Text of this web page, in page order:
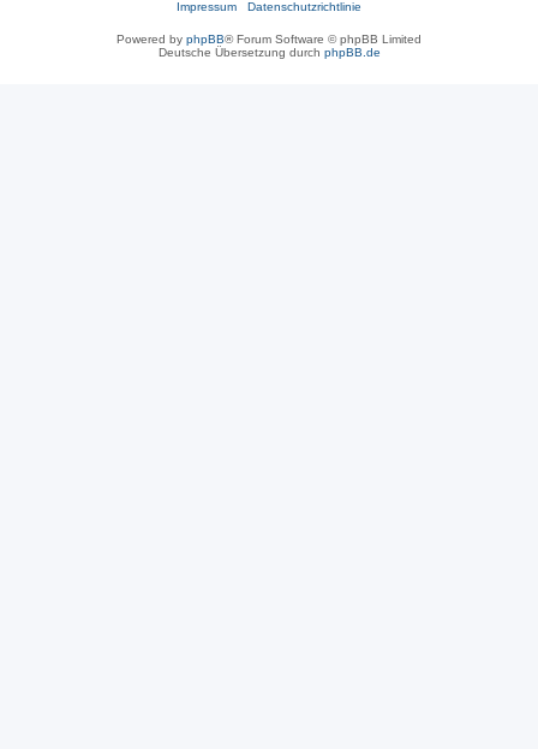
Impressum Datenschutzrichtlinie
Powered by phpBB® Forum Software © phpBB Limited
Deutsche Übersetzung durch phpBB.de